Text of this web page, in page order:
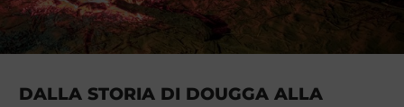
DALLA STORIA DI DOUGGA ALLA